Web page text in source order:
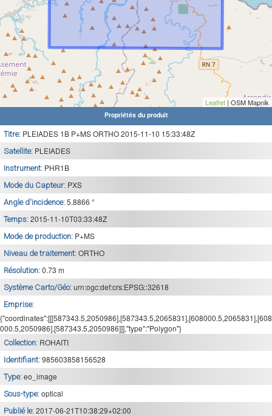
Leaflet| OSM Mapnik
Propriétés du produit
Titre: PLEIADES 1B P+MS ORTHO 2015-11-10 15:33:48Z
Satellite: PLEIADES
Instrument: PHR1B
Mode du Capteur: PXS
Angle d'incidence: 5.8866 °
Temps: 2015-11-10T03:33:48Z
Mode de production: P+MS
Niveau de traitement: ORTHO
Résolution: 0.73 m
Système Carto/Géo: urn:ogc:def:crs:EPSG::32618
Emprise:
{"coordinates":[[[587343.5,2050986],[587343.5,2065831],[608000.5,2065831],[608
000.5,2050986],[587343.5,2050986]]],"type":"Polygon"}
Collection: ROHAITI
Identifiant: 985603858156528
Type: eo_image
Sous-type: optical
Publié le: 2017-06-21T10:38:29+02:00